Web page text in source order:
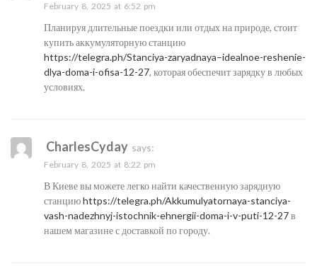
February 8, 2025 at 6:52 pm
Планируя длительные поездки или отдых на природе, стоит
купить аккумуляторную станцию
https://telegra.ph/Stanciya-zaryadnaya–idealnoe-reshenie-
dlya-doma-i-ofisa-12-27, которая обеспечит зарядку в любых
условиях.
CharlesCyday says:
February 8, 2025 at 8:22 pm
В Киеве вы можете легко найти качественную зарядную
станциюhttps://telegra.ph/Akkumulyatornaya-stanciya-
vash-nadezhnyj-istochnik-ehnergii-doma-i-v-puti-12-27в
нашем магазине с доставкой по городу.